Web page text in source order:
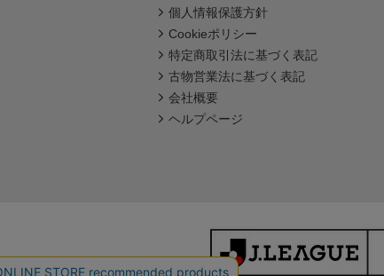
個人情報保護方針
Cookieポリシー
特定商取引法に基づく表記
古物営業法に基づく表記
会社概要
ヘルプページ